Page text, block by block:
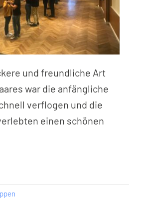
und freundliche Art
war die anfängliche
verflogen und die
einen schönen